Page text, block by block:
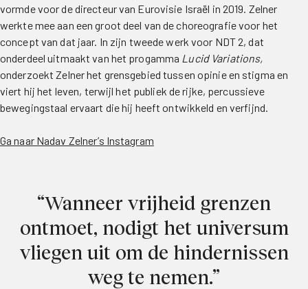
vormde voor de directeur van Eurovisie Israël in 2019. Zelner
werkte mee aan een groot deel van de choreografie voor het
concept van dat jaar. In zijn tweede werk voor NDT 2, dat
onderdeel uitmaakt van het progamma Lucid Variations,
onderzoekt Zelner het grensgebied tussen opinie en stigma en
viert hij het leven, terwijl het publiek de rijke, percussieve
bewegingstaal ervaart die hij heeft ontwikkeld en verfijnd.
Ga naar Nadav Zelner’s Instagram
“Wanneer vrijheid grenzen
ontmoet, nodigt het universum
vliegen uit om de hindernissen
weg te nemen.”